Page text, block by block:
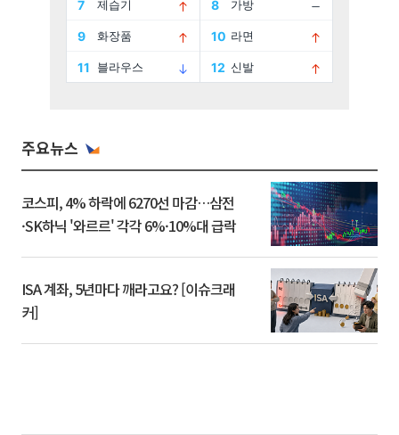
주요뉴스
코스피, 4% 하락에 6270선 마감…삼전
·SK하닉 '와르르' 각각 6%·10%대 급락
ISA 계좌, 5년마다 깨라고요? [이슈크래
커]